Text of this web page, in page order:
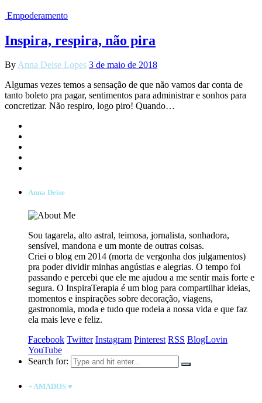
Empoderamento
Inspira, respira, não pira
ByAnna Deise Lopes 3 de maio de 2018
Algumas vezes temos a sensação de que não vamos dar conta de
tanto boleto pra pagar, sentimentos para administrar e sonhos para
concretizar. Não respiro, logo piro! Quando…
Anna Deise
Sou tagarela, alto astral, teimosa, jornalista, sonhadora,
sensível, mandona e um monte de outras coisas.
Criei o blog em 2014 (morta de vergonha dos julgamentos)
pra poder dividir minhas angústias e alegrias. O tempo foi
passando e percebi que ele me ajudou a me sentir mais forte e
segura. O InspiraTerapia é um blog para compartilhar ideias,
momentos e inspirações sobre decoração, viagens,
gastronomia, moda e tudo que rodeia a nossa vida e que faz
ela mais leve e feliz.
Facebook Twitter Instagram Pinterest RSS BlogLovin
YouTube
Search for:
+ AMADOS ♥